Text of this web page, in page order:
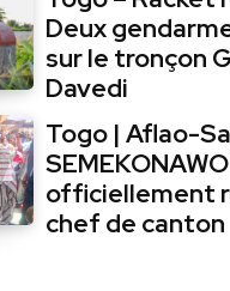
Deux
sur le tronçon
Davedi
Togo | Aflao-
officiellement
chef de canton